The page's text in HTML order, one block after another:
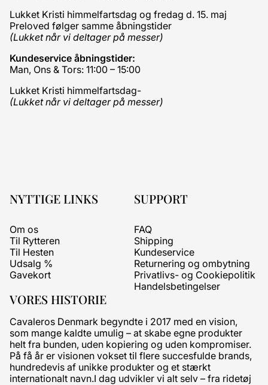
VORES HISTORIE
Cavaleros Denmark begyndte i 2017 med en vision,
som mange kaldte umulig – at skabe egne produkter
helt fra bunden, uden kopiering og uden kompromiser.
På få år er visionen vokset til flere succesfulde brands,
hundredevis af unikke produkter og et stærkt
internationalt navn.I dag udvikler vi alt selv – fra ridetøj
Lukket Kristi himmelfartsdag og fredag d. 15. maj
Preloved følger samme åbningstider
(Lukket når vi deltager på messer)
Kundeservice åbningstider:
Man, Ons & Tors: 11:00 – 15:00
Lukket Kristi himmelfartsdag-
(Lukket når vi deltager på messer)
NYTTIGE LINKS
Om os
Til Rytteren
Til Hesten
Udsalg %
Gavekort
SUPPORT
FAQ
Shipping
Kundeservice
Returnering og ombytning
Privatlivs- og Cookiepolitik
Handelsbetingelser